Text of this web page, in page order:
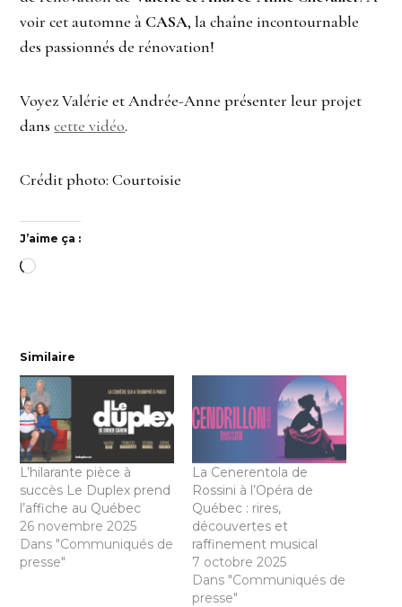
voir cet automne à CASA, la chaîne incontournable
des passionnés de rénovation!
Voyez Valérie et Andrée-Anne présenter leur projet
danscette vidéo.
Crédit photo: Courtoisie
J’aime ça :
Chargement…
Similaire
L’hilarante pièce à
succès Le Duplex prend
l’affiche au Québec
26 novembre 2025
Dans "Communiqués de
presse"
La Cenerentola de
Rossini à l’Opéra de
Québec : rires,
découvertes et
raffinement musical
7 octobre 2025
Dans "Communiqués de
presse"